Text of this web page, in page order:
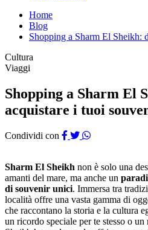
Home
Blog
Shopping a Sharm El Sheikh:
Cultura
Viaggi
Shopping a Sharm El
acquistare i tuoi
Condividi con
Sharm El Sheikh non è solo una
amanti del mare, ma anche un
di souvenir unici. Immersa tra
località offre una vasta gamma di
che raccontano la storia e la cultura
un ricordo speciale per te stesso o